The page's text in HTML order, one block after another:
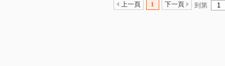
上一頁 1 下一頁 到第